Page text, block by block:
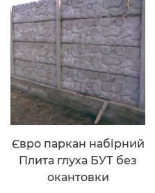
Євро паркан набірний
Плита глуха БУТ без
окантовки